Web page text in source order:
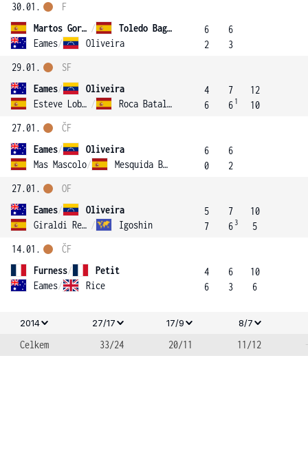
30.01.
Martos Gornes /
Toledo Bague
Eames/ Oliveira
F
6
2
6
3
29.01.
Eames/
Oliveira
Esteve Lobato / Roca Batalla
SF
4
6
7
6 1
12
10
27.01.
Eames/
Oliveira
Mas Mascolo/ Mesquida Berg
ČF
6
0
6
2
27.01.
Eames/
Oliveira
Giraldi Requena / Igoshin
OF
5
7
7
6 3
10
5
14.01.
Furness/
Petit
Eames/ Rice
ČF
4
6
6
3
10
6
2014 27/17 17/9 8/7
Celkem 33/24 20/11 11/12